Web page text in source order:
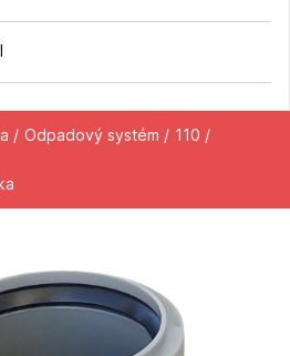
/ Odpadový systém / 110 /